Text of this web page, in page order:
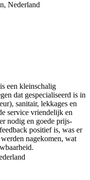
Nederland
een kleinschalig
dat gespecialiseerd is in
sanitair, lekkages en
service vriendelijk en
nodig en goede prijs-
positief is, was er
nagekomen, wat